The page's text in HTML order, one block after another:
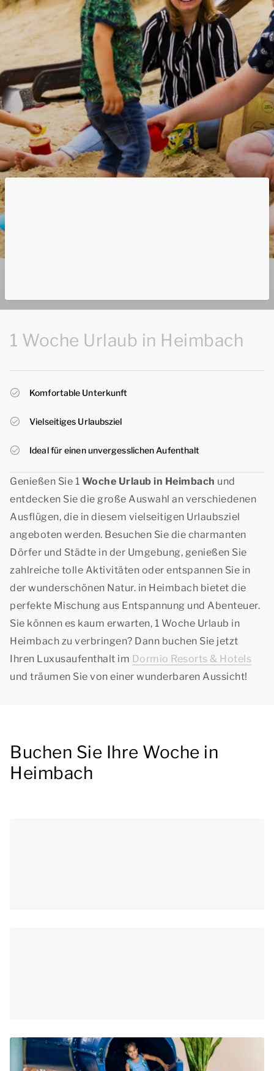
1 Woche Urlaub in Heimbach
Komfortable Unterkunft
Vielseitiges Urlaubsziel
Ideal für einen unvergesslichen Aufenthalt
Genießen Sie 1 Woche Urlaub in Heimbach und
entdecken Sie die große Auswahl an verschiedenen
Ausflügen, die in diesem vielseitigen Urlaubsziel
angeboten werden. Besuchen Sie die charmanten
Dörfer und Städte in der Umgebung, genießen Sie
zahlreiche tolle Aktivitäten oder entspannen Sie in
der wunderschönen Natur. in Heimbach bietet die
perfekte Mischung aus Entspannung und Abenteuer.
Sie können es kaum erwarten, 1 Woche Urlaub in
Heimbach zu verbringen? Dann buchen Sie jetzt
Ihren Luxusaufenthalt im Dormio Resorts & Hotels
und träumen Sie von einer wunderbaren Aussicht!
Buchen Sie Ihre Woche in
Heimbach